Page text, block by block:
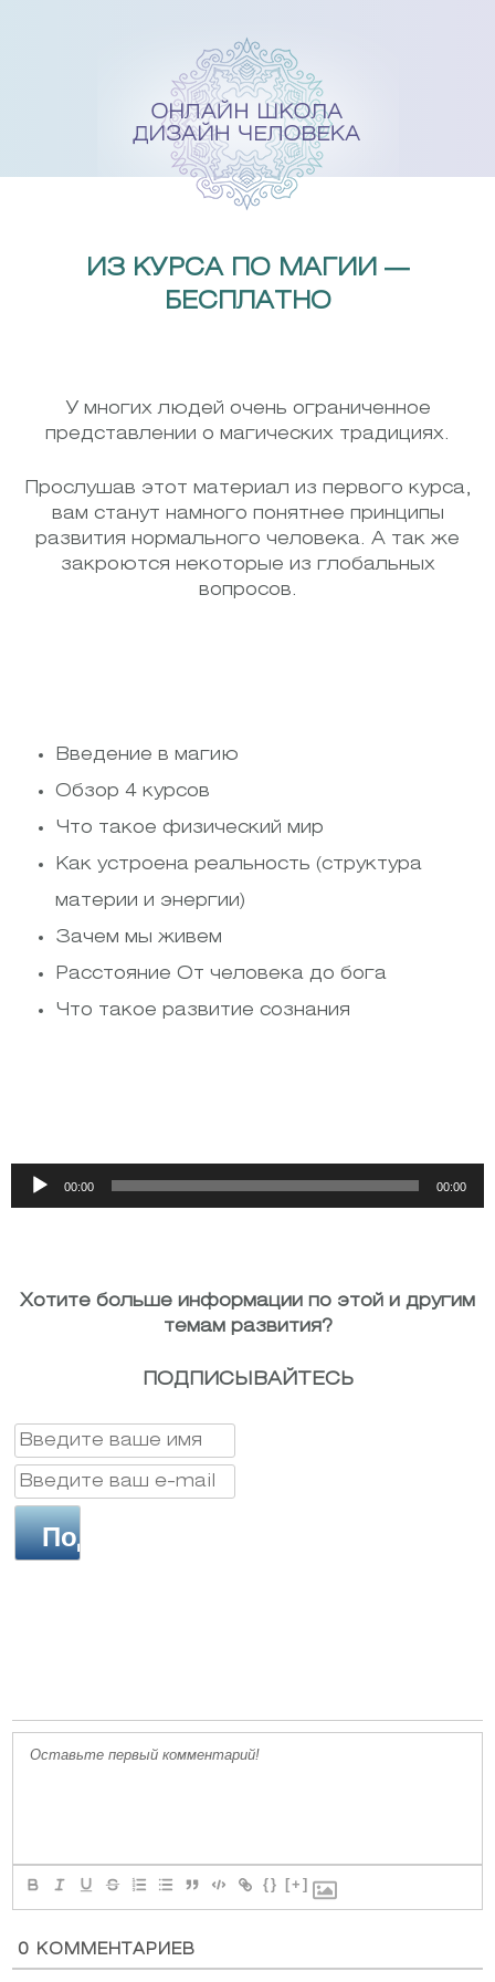
ИЗ КУРСА ПО МАГИИ —
БЕСПЛАТНО
У многих людей очень ограниченное
представлении о магических традициях.
Прослушав этот материал из первого курса,
вам станут намного понятнее принципы
развития нормального человека. А так же
закроются некоторые из глобальных
вопросов.
Введение в магию
Обзор 4 курсов
Что такое физический мир
Как устроена реальность (структура
материи и энергии)
Зачем мы живем
Расстояние От человека до бога
Что такое развитие сознания
Аудиоплеер
00:00 00:00
Хотите больше информации по этой и другим
темам развития?
ПОДПИСЫВАЙТЕСЬ
{} [+]
0 КОММЕНТАРИЕВ